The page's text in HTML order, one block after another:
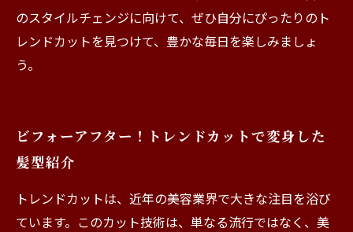
のスタイルチェンジに向けて、ぜひ自分にぴったりのト
レンドカットを見つけて、豊かな毎日を楽しみましょ
う。
ビフォーアフター！トレンドカットで変身した
髪型紹介
トレンドカットは、近年の美容業界で大きな注目を浴び
ています。このカット技術は、単なる流行ではなく、美